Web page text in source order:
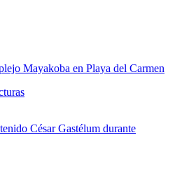
Mayakoba en Playa del Carmen
César Gastélum durante